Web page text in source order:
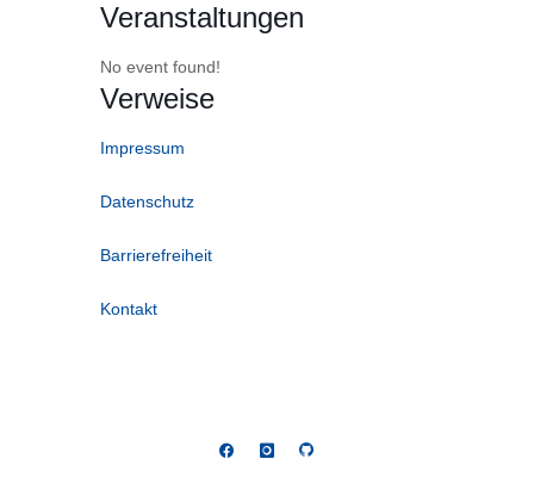
Veranstaltungen
No event found!
Verweise
Impressum
Datenschutz
Barrierefreiheit
Kontakt